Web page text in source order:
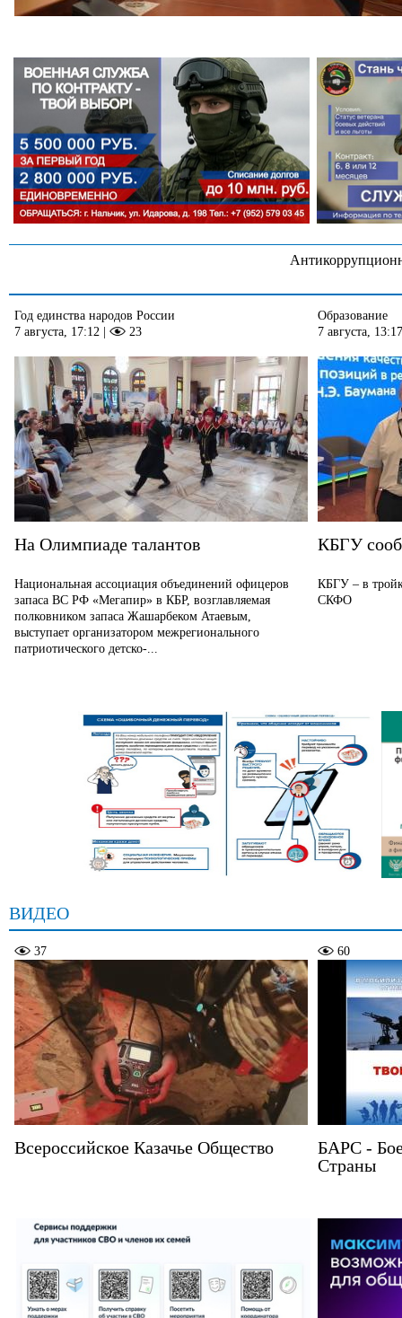
Год единства народов России
7 августа, 17:12 | 23
На Олимпиаде талантов
Национальная ассоциация объединений офицеров
запаса ВС РФ «Мегапир» в КБР, возглавляемая
полковником запаса Жашарбеком Атаевым,
выступает организатором межрегионального
патриотического детско-...
Образование
7 августа, 13:17
КБГУ
КБГУ – в
СКФО
ВИДЕО
37
Всероссийское Казачье Общество
60
БАРС -
Страны